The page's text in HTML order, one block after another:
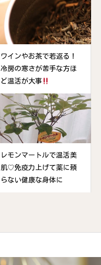
ワインやお茶で若返る！
冷房の寒さが苦手な方ほ
ど温活が大事
レモンマートルで温活美
肌♡免疫力上げて薬に頼
らない健康な身体に